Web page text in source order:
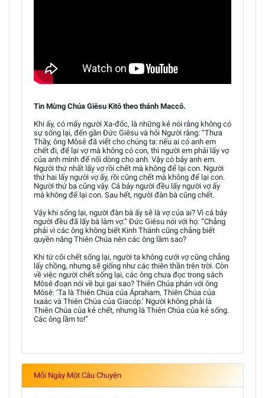
Tin Mừng Chúa Giêsu Kitô theo thánh Maccô.
Khi ấy, có mấy người Xa-đốc, là những kẻ nói rằng không có
sự sống lại, đến gần Đức Giêsu và hỏi Người rằng: “Thưa
Thầy, ông Môsê đã viết cho chúng ta: nếu ai có anh em
chết đi, để lại vợ mà không có con, thì người em phải lấy vợ
của anh mình để nối dòng cho anh. Vậy có bảy anh em.
Người thứ nhất lấy vợ rồi chết mà không để lại con. Người
thứ hai lấy người vợ ấy, rồi cũng chết mà không để lại con.
Người thứ ba cũng vậy. Cả bảy người đều lấy người vợ ấy
mà không để lại con. Sau hết, người đàn bà cũng chết.
Vậy khi sống lại, người đàn bà ấy sẽ là vợ của ai? Vì cả bảy
người đều đã lấy bà làm vợ.” Đức Giêsu nói với họ: “Chẳng
phải vì các ông không biết Kinh Thánh cũng chẳng biết
quyền năng Thiên Chúa nên các ông lầm sao?
Khi từ cõi chết sống lại, người ta không cưới vợ cũng chẳng
lấy chồng, nhưng sẽ giống như các thiên thần trên trời. Còn
về việc người chết sống lại, các ông chưa đọc trong sách
Môsê đoạn nói về bụi gai sao? Thiên Chúa phán với ông
Môsê: ‘Ta là Thiên Chúa của Ápraham, Thiên Chúa của
Ixaác và Thiên Chúa của Giacóp.’ Người không phải là
Thiên Chúa của kẻ chết, nhưng là Thiên Chúa của kẻ sống.
Các ông lầm to!”
Mỗi Ngày Một Câu Chuyện